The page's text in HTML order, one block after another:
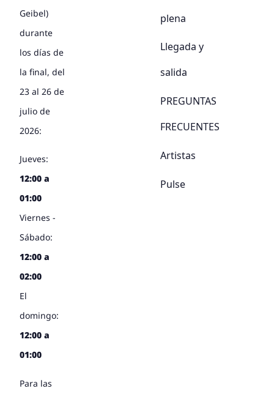
Geibel)
durante
los días de
la final, del
23 al 26 de
julio de
2026:
Jueves:
12:00 a
01:00
Viernes -
Sábado:
12:00 a
02:00
El
domingo:
12:00 a
01:00
Para las
plena
Llegada y
salida
PREGUNTAS
FRECUENTES
Artistas
Pulse